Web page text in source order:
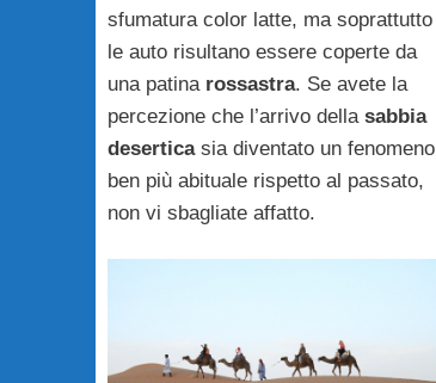
sfumatura color latte, ma soprattutto
le auto risultano essere coperte da
una patina rossastra. Se avete la
percezione che l’arrivo della sabbia
deserticasia diventato un fenomeno
ben più abituale rispetto al passato,
non vi sbagliate affatto.